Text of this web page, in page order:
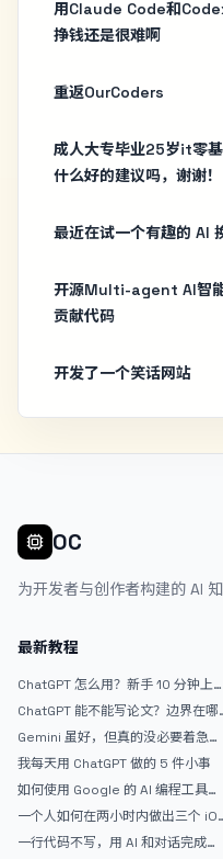
用Claude Code和
挣钱还是很难啊
重返OurCoders
成人大专毕业25岁it零
什么好的建议吗，谢谢！
最近在试一个有趣的 AI
开源Multi-agent AI智
贡献代码
开发了一个笑话网站
OC
为开发者与创作者构建的 AI 知
最新教程
ChatGPT 怎么用？新手 10 分钟上手
ChatGPT 能不能写论文？边界在哪
Gemini 虽好，但真的没必要着急放
弃 ChatGPT
我每天用 ChatGPT 做的 5 件小事
如何使用 Google 的 AI 编程工具
AntiGravity：独立开发者的新时代
武器
一个人如何在两小时内做出三个
APP？｜AntiGravity + Gemini 3 实
战完整记录
一行代码不写，用 AI 和对话完成一